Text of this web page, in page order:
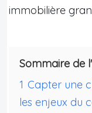
immobilière
Sommaire de
1 Capter une
les enjeux du